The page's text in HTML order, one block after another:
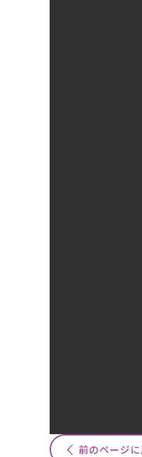
前のページに